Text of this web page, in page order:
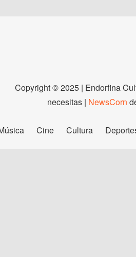
Copyright © 2025 | Endorfina
necesitas | NewsCorn
Cine Cultura